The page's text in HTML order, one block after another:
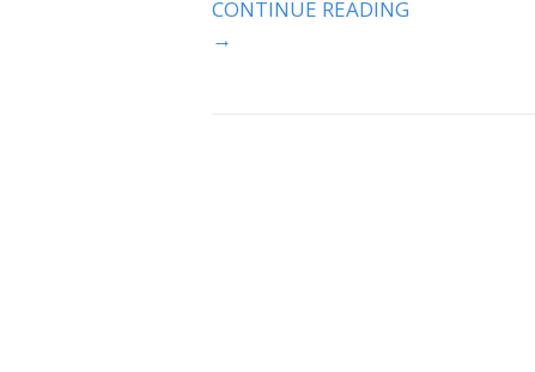
CONTINUE READING
→